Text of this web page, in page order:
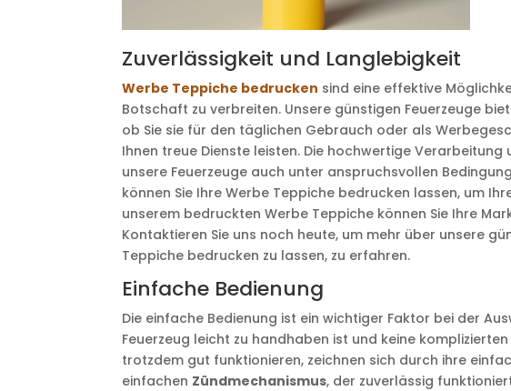
Zuverlässigkeit und Langlebigkeit
Werbe Teppiche bedrucken sind eine effektive
Botschaft zu verbreiten. Unsere günstigen Feuerzeuge
ob Sie sie für den täglichen Gebrauch oder als
Ihnen treue Dienste leisten. Die hochwertige
unsere Feuerzeuge auch unter anspruchsvollen
können Sie Ihre Werbe Teppiche bedrucken lassen, um
unserem bedruckten Werbe Teppiche können Sie Ihre
Kontaktieren Sie uns noch heute, um mehr über unsere
Teppiche bedrucken zu lassen, zu erfahren.
Einfache Bedienung
Die einfache Bedienung ist ein wichtiger Faktor bei der
Feuerzeug leicht zu handhaben ist und keine
trotzdem gut funktionieren, zeichnen sich durch ihre
einfachen Zündmechanismus, der zuverlässig